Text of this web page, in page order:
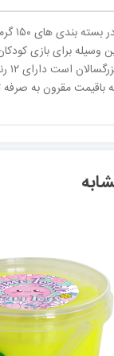
اسلایم
وسیله برای بازی
آرامش
باقیمت مقرون به